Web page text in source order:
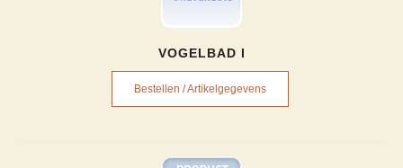
VOGELBAD I
Bestellen / Artikelgegevens